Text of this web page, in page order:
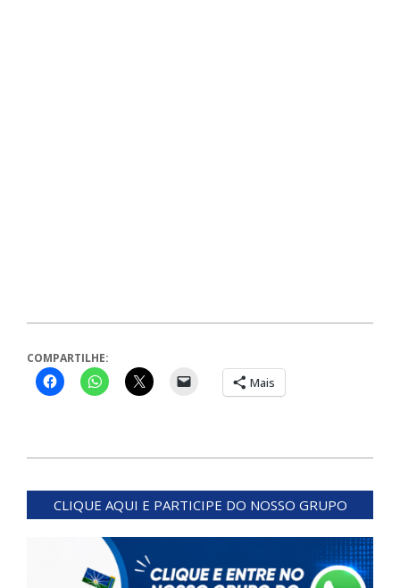
COMPARTILHE:
Mais
08-
CLIQUE AQUI E PARTICIPE DO NOSSO GRUPO